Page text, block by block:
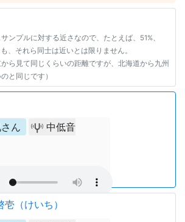
ンプルに対する近さなので、たとえば、51%、
、それら同士は近いとは限りません。
から見て同じくらいの距離ですが、北海道から九州
と同じです）
ん 中低音
壱（けいち）